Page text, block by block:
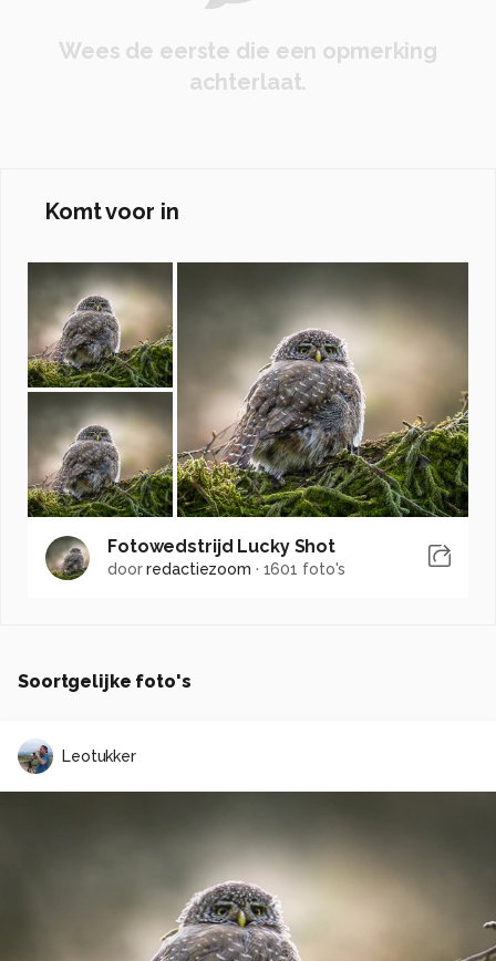
Wees de eerste die een opmerking
achterlaat.
Komt voor in
Fotowedstrijd Lucky Shot
doorredactiezoom · 1601 foto's
Soortgelijke foto's
Leotukker